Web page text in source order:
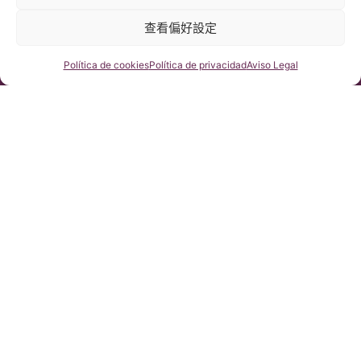
查看偏好設定
Política de cookiesPolítica de privacidadAviso Legal
護法案第2016/679條（GDPR）
本網站內容原文為西班牙語，網站的翻譯內容非官方翻譯，不具法
咨詢我們